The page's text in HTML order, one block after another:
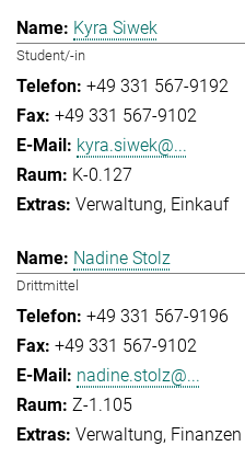
Kyra Siwek
Student/-in
+49 331 567-9192
+49 331 567-9102
kyra.siwek@...
K-0.127
Verwaltung Einkauf
Nadine Stolz
Drittmittel
+49 331 567-9196
+49 331 567-9102
nadine.stolz@...
Z-1.105
Verwaltung Finanzen